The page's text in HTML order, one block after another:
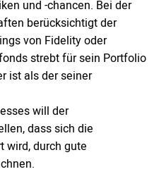
und -chancen. Bei der
berücksichtigt der
von Fidelity oder
strebt für sein Portfolio
ist als der seiner
will der
dass sich die
wird, durch gute